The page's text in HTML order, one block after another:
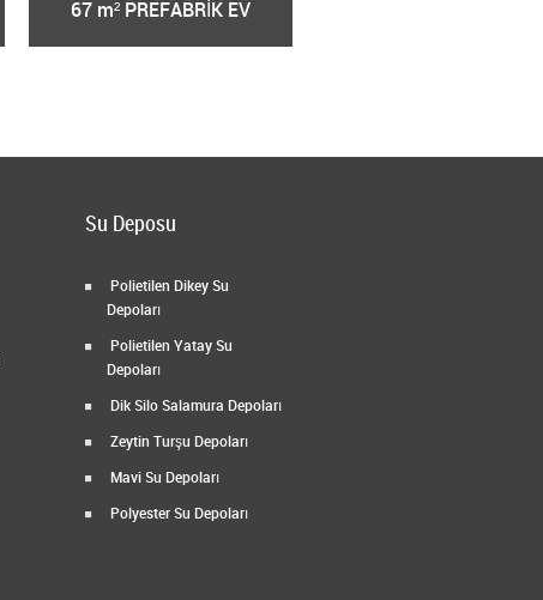
67 m² PREFABRİK EV
Su Deposu
Polietilen Dikey Su
Depoları
Polietilen Yatay Su
Depoları
Dik Silo Salamura Depoları
Zeytin Turşu Depoları
Mavi Su Depoları
Polyester Su Depoları